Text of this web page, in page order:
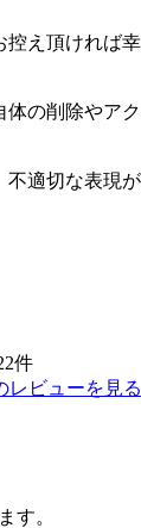
え頂ければ幸
の削除やア
適切な表現
件
レビューを見る
す。